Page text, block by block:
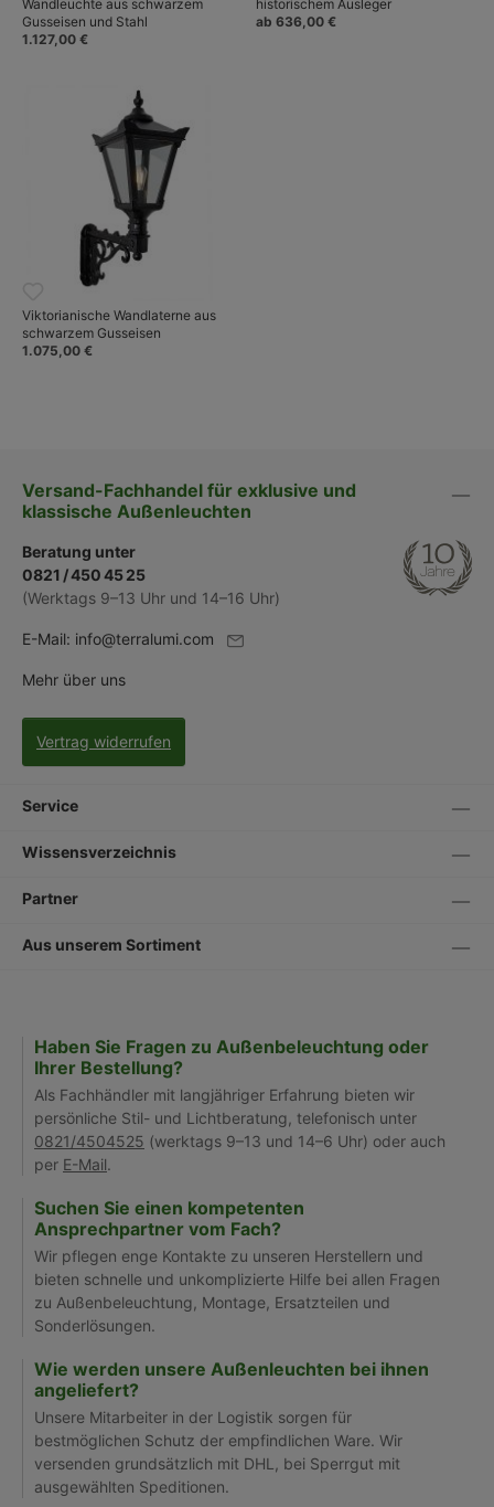
Wandleuchte aus schwarzem
Gusseisen und Stahl
1.127,00 €
historischem Ausleger
ab 636,00 €
Viktorianische Wandlaterne aus
schwarzem Gusseisen
1.075,00 €
Versand-Fachhandel für exklusive und
klassische Außenleuchten
Beratung unter
0821 / 450 45 25
(Werktags 9–13 Uhr und 14–16 Uhr)
E-Mail: info@terralumi.com
Mehr über uns
Vertrag widerrufen
Service
Wissensverzeichnis
Partner
Aus unserem Sortiment
Haben Sie Fragen zu Außenbeleuchtung oder
Ihrer Bestellung?
Als Fachhändler mit langjähriger Erfahrung bieten wir
persönliche Stil- und Lichtberatung, telefonisch unter
0821/4504525 (werktags 9–13 und 14–6 Uhr) oder auch
per E-Mail.
Suchen Sie einen kompetenten
Ansprechpartner vom Fach?
Wir pflegen enge Kontakte zu unseren Herstellern und
bieten schnelle und unkomplizierte Hilfe bei allen Fragen
zu Außenbeleuchtung, Montage, Ersatzteilen und
Sonderlösungen.
Wie werden unsere Außenleuchten bei ihnen
angeliefert?
Unsere Mitarbeiter in der Logistik sorgen für
bestmöglichen Schutz der empfindlichen Ware. Wir
versenden grundsätzlich mit DHL, bei Sperrgut mit
ausgewählten Speditionen.